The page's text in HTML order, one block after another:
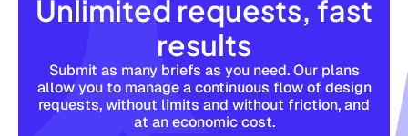
Unlimited requests, fast
results
Submit as many briefs as you need. Our plans
allow you to manage a continuous flow of design
requests, without limits and without friction, and
at an economic cost.